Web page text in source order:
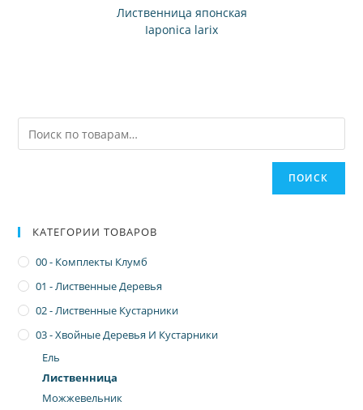
Лиственница японская
Iaponica larix
ПОИСК
КАТЕГОРИИ ТОВАРОВ
00 - Комплекты Клумб
01 - Лиственные Деревья
02 - Лиственные Кустарники
03 - Хвойные Деревья И Кустарники
Ель
Лиственница
Можжевельник